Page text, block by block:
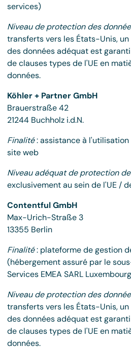
services)
Niveau de protection des
transferts vers les États-Unis,
des données adéquat est
de clauses types de l'UE en
données.
Köhler + Partner GmbH
Brauerstraße 42
21244 Buchholz i.d.N.
Finalité: assistance à
site web
Niveau adéquat de protection
exclusivement au sein de l'UE /
Contentful GmbH
Max-Urich-Straße 3
13355 Berlin
Finalité: plateforme de gestion
(hébergement assuré par le
Services EMEA SARL
Niveau de protection des
transferts vers les États-Unis,
des données adéquat est
de clauses types de l'UE en
données.